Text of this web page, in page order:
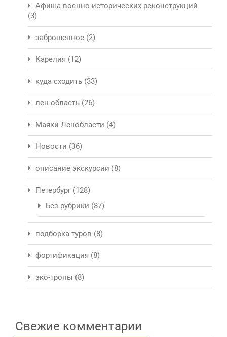
Афиша военно-исторических реконструкций
(3)
заброшенное (2)
Карелия (12)
куда сходить (33)
лен область (26)
Маяки Ленобласти (4)
Новости (36)
описание экскурсии (8)
Петербург (128)
Без рубрики (87)
подборка туров (8)
фортификация (8)
эко-тропы (8)
Свежие комментарии